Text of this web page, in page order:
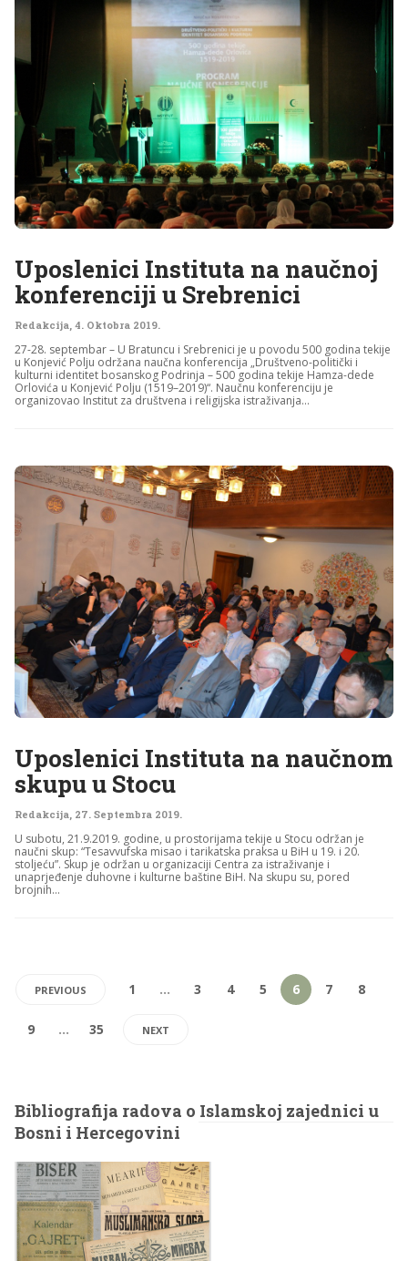
Uposlenici Instituta na naučnoj
konferenciji u Srebrenici
Redakcija, 4. Oktobra 2019.
27-28. septembar – U Bratuncu i Srebrenici je u povodu 500 godina tekije
u Konjević Polju održana naučna konferencija „Društveno-politički i
kulturni identitet bosanskog Podrinja – 500 godina tekije Hamza-dede
Orlovića u Konjević Polju (1519–2019)“. Naučnu konferenciju je
organizovao Institut za društvena i religijska istraživanja...
Uposlenici Instituta na naučnom
skupu u Stocu
Redakcija, 27. Septembra 2019.
U subotu, 21.9.2019. godine, u prostorijama tekije u Stocu održan je
naučni skup: “Tesavvufska misao i tarikatska praksa u BiH u 19. i 20.
stoljeću”. Skup je održan u organizaciji Centra za istraživanje i
unaprjeđenje duhovne i kulturne baštine BiH. Na skupu su, pored
brojnih...
PREVIOUS 1 … 3 4 5 6 7 8
9 … 35 NEXT
Bibliografija radova o Islamskoj zajednici u
Bosni i Hercegovini